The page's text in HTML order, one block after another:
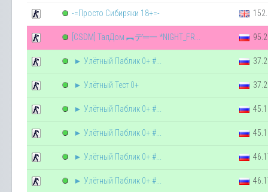
-=Просто Сибиряки 18+=-
[CSDM] ТалДом ︻デ═一 *NIGHT_FR...
► Улётный Паблик 0+ #...
► Улётный Тест 0+
► Улётный Паблик 0+ #...
► Улётный Паблик 0+ #...
► Улётный Паблик 0+ #...
► Улётный Паблик 0+ #...